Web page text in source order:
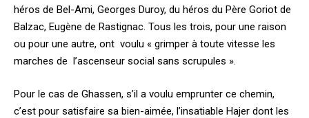
héros de Bel-Ami, Georges Duroy, du héros du Père Goriot de
Balzac, Eugène de Rastignac. Tous les trois, pour une raison
ou pour une autre, ont voulu « grimper à toute vitesse les
marches de l’ascenseur social sans scrupules ».
Pour le cas de Ghassen, s’il a voulu emprunter ce chemin,
c’est pour satisfaire sa bien-aimée, l’insatiable Hajer dont les